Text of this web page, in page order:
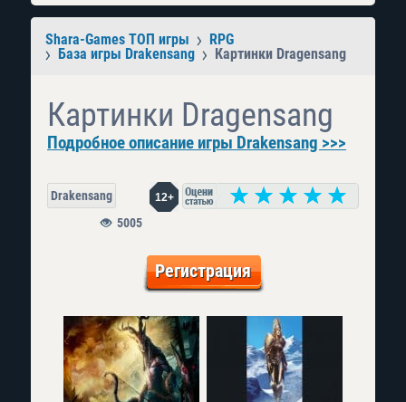
Shara-Games ТОП игры
RPG
База игры Drakensang
Картинки Dragensang
Картинки Dragensang
Подробное описание игры Drakensang >>>
Drakensang 12+
5005
Регистрация